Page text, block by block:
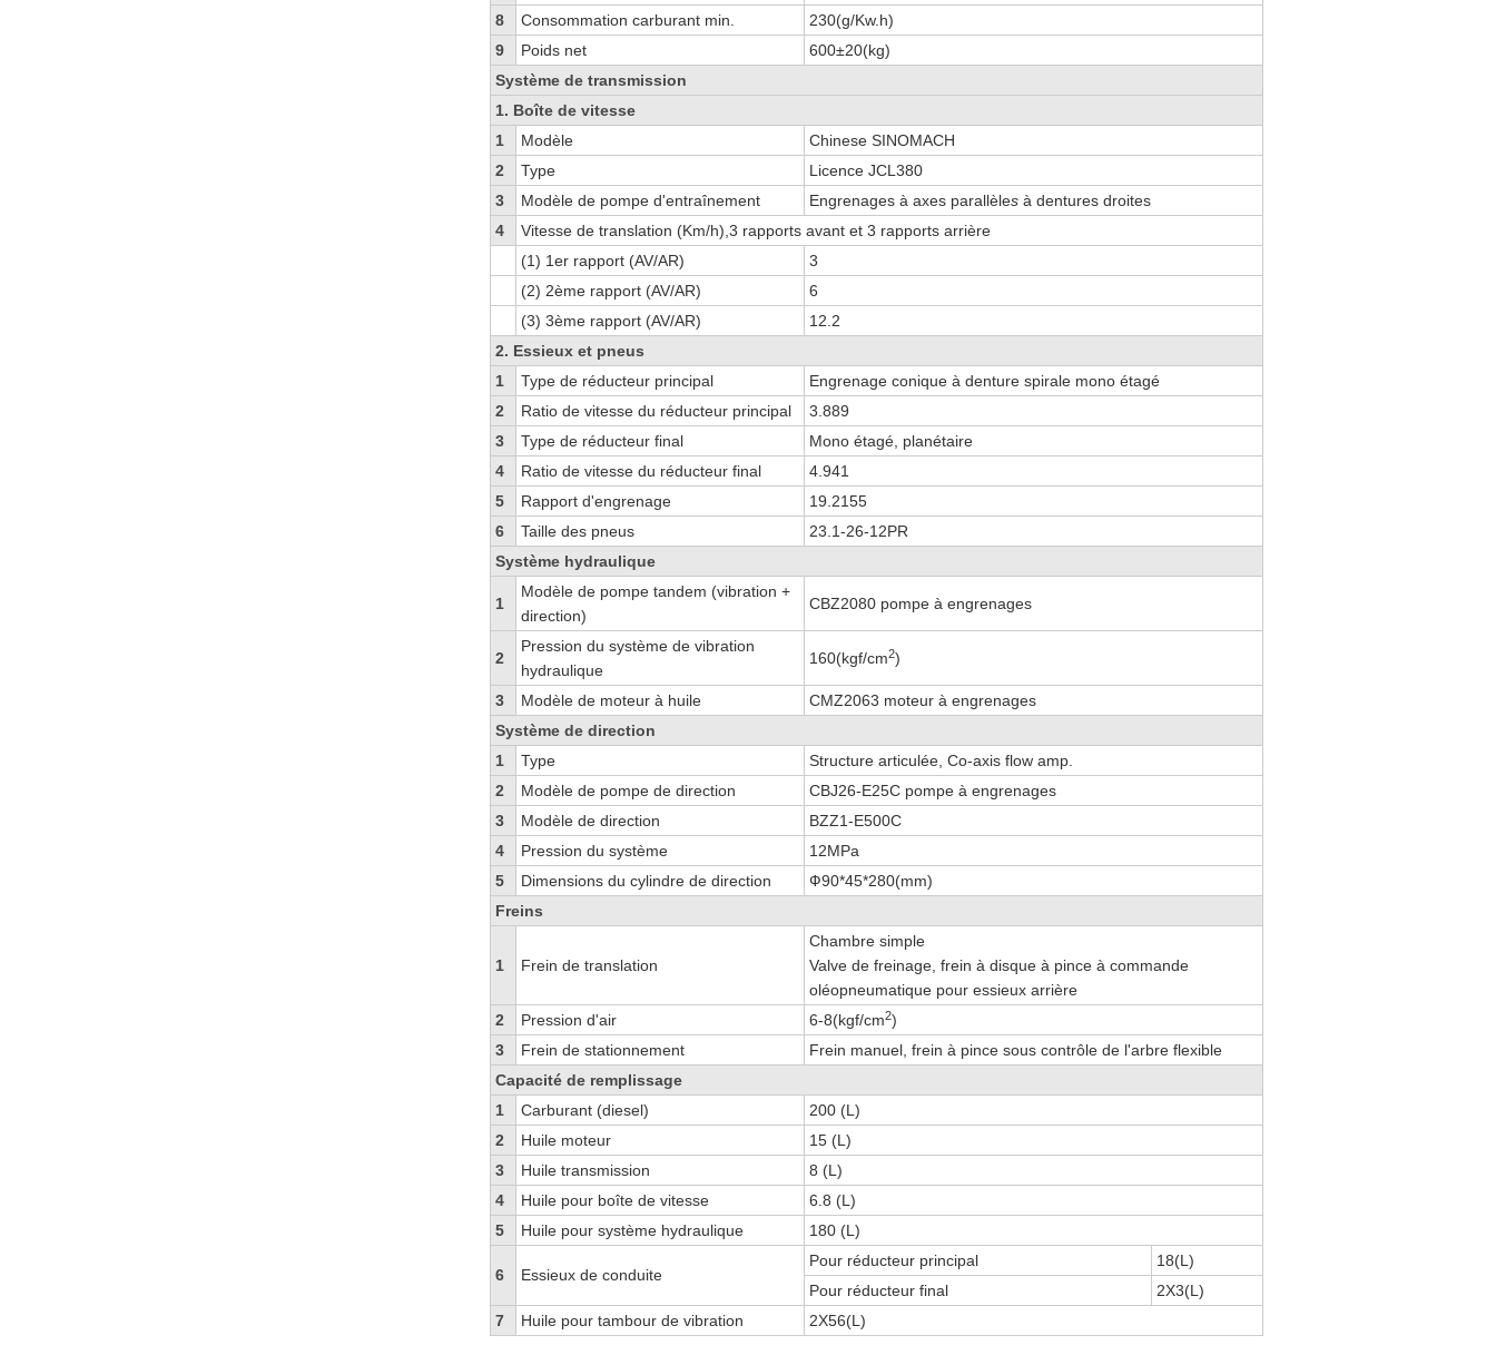
8
Consommation carburant min.
230(g/Kw.h)
9
Poids net
600±20(kg)
Système de transmission
1. Boîte de vitesse
1
Modèle
Chinese SINOMACH
2
Type
Licence JCL380
3
Modèle de pompe d'entraînement Engrenages à axes parallèles à dentures droites
4
Vitesse de translation (Km/h),3 rapports avant et 3 rapports arrière
(1) 1er rapport (AV/AR)
3
(2) 2ème rapport (AV/AR)
6
(3) 3ème rapport (AV/AR)
12.2
2. Essieux et pneus
1
Type de réducteur principal
Engrenage conique à denture spirale mono étagé
2
Ratio de vitesse du réducteur principal
3.889
3
Type de réducteur final
Mono étagé, planétaire
4
Ratio de vitesse du réducteur final
4.941
5
Rapport d'engrenage
19.2155
6
Taille des pneus
23.1-26-12PR
Système hydraulique
1
Modèle de pompe tandem (vibration +
direction)
CBZ2080 pompe à engrenages
2
Pression du système de vibration
hydraulique
160(kgf/cm2)
3 Modèle de moteur à huile
CMZ2063 moteur à engrenages
Système de direction
1
Type
Structure articulée, Co-axis flow amp.
2
Modèle de pompe de direction
CBJ26-E25C pompe à engrenages
3
Modèle de direction
BZZ1-E500C
4
Pression du système
12MPa
5
Dimensions du cylindre de direction
Ф90*45*280(mm)
Freins
1 Frein de translation
Chambre simple
Valve de freinage, frein à disque à pince à commande
oléopneumatique pour essieux arrière
2
Pression d'air 6-8(kgf/cm2)
3
Frein de stationnement
Frein manuel, frein à pince sous contrôle de l'arbre flexible
Capacité de remplissage
1
Carburant (diesel)
200 (L)
2
Huile moteur
15 (L)
3
Huile transmission
8 (L)
4
Huile pour boîte de vitesse
6.8 (L)
5
Huile pour système hydraulique 180 (L)
6 Essieux de conduite
Pour réducteur principal
18(L)
Pour réducteur final
2X3(L)
7
Huile pour tambour de vibration 2X56(L)